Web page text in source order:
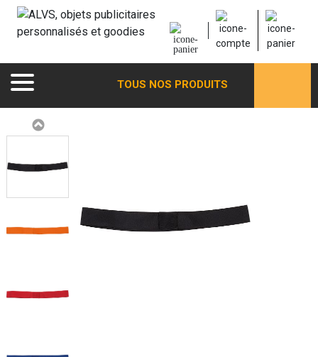
TOUS NOS PRODUITS